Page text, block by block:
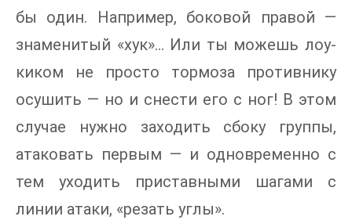
бы один. Например, боковой правой —
знаменитый «хук»… Или ты можешь лоу-
киком не просто тормоза противнику
осушить — но и снести его с ног! В этом
случае нужно заходить сбоку группы,
атаковать первым — и одновременно с
тем уходить приставными шагами с
линии атаки, «резать углы».